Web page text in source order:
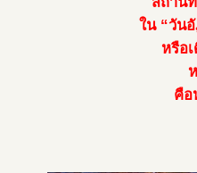
ใน “วัน
หรือ
คือ